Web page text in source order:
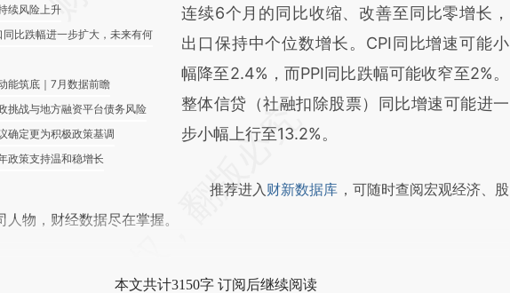
续风险上升
比跌幅进一步扩大，未来有何
能筑底｜7月数据前瞻
挑战与地方融资平台债务风险
确定更为积极政策基调
政策支持温和稳增长
连续6个月的同比收缩、改善至同比零增长，
出口保持中个位数增长。CPI同比增速可能小
幅降至2.4%，而PPI同比跌幅可能收窄至2%。
整体信贷（社融扣除股票）同比增速可能进一
步小幅上行至13.2%。
推荐进入财新数据库 ，可随时查阅宏观经济、股
人物，财经数据尽在掌握。
本文共计3150字 订阅后继续阅读